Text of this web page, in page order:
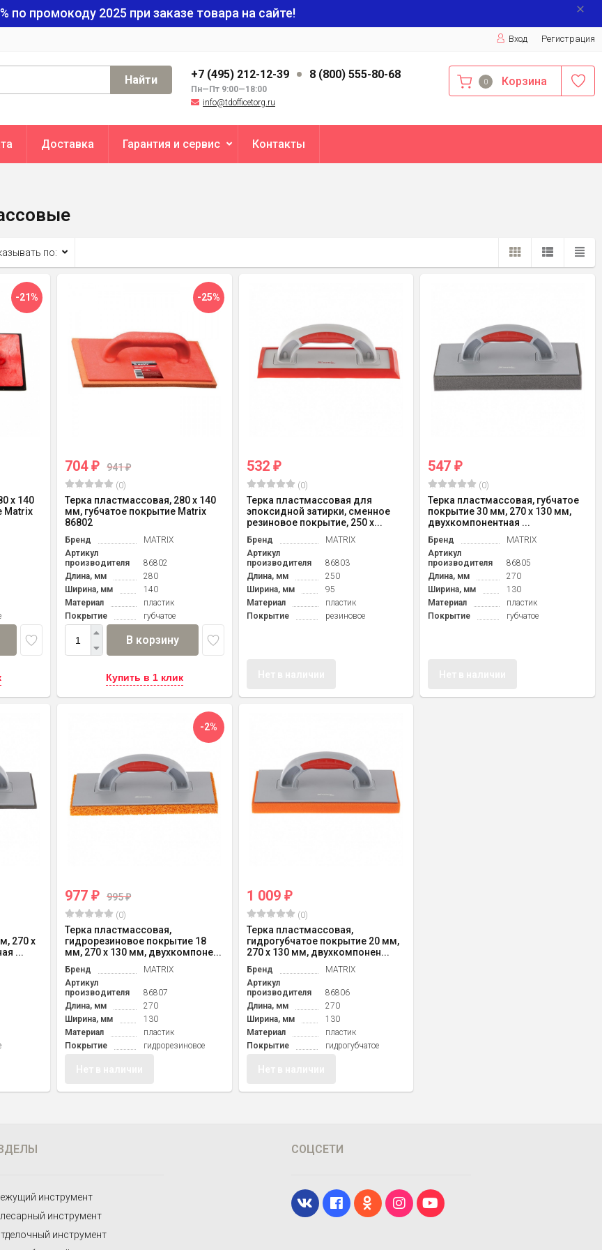
по промокоду 2025 при заказе товара на сайте!
Вход Регистрация
+7 (495) 212-12-39 8 (800) 555-80-68
Пн—Пт 9:00—18:00
info@tdofficetorg.ru
Найти 0 Корзина
Доставка Гарантия и сервис Контакты
по:
-21%
х 140
Matrix
-25%
704 ₽ 941₽
(0)
Терка пластмассовая, 280 х 140
мм, губчатое покрытие Matrix
86802
Бренд
MATRIX
Артикул
производителя
86802
Длина, мм
280
Ширина, мм
140
Материал
пластик
Покрытие
губчатое
В корзину
Купить в 1 клик
532 ₽
(0)
Терка пластмассовая для
эпоксидной затирки, сменное
резиновое покрытие, 250 x...
Бренд
MATRIX
Артикул
производителя
86803
Длина, мм
250
Ширина, мм
95
Материал
пластик
Покрытие
резиновое
547₽
(0)
Терка пластмассовая, губчатое
покрытие 30 мм, 270 x 130 мм,
двухкомпонентная ...
Бренд
MATRIX
Артикул
производителя
86805
Длина, мм
270
Ширина, мм
130
Материал
пластик
Покрытие
губчатое
270 x
...
-2%
977 ₽ 995₽
(0)
Терка пластмассовая,
гидрорезиновое покрытие 18
мм, 270 x 130 мм, двухкомпоне...
Бренд
MATRIX
Артикул
производителя
86807
Длина, мм
270
Ширина, мм
130
Материал
пластик
Покрытие
гидрорезиновое
1 009 ₽
(0)
Терка пластмассовая,
гидрогубчатое покрытие 20 мм,
270 x 130 мм, двухкомпонен...
Бренд
MATRIX
Артикул
производителя
86806
Длина, мм
270
Ширина, мм
130
Материал
пластик
Покрытие
гидрогубчатое
инструмент
инструмент
инструмент
СОЦСЕТИ